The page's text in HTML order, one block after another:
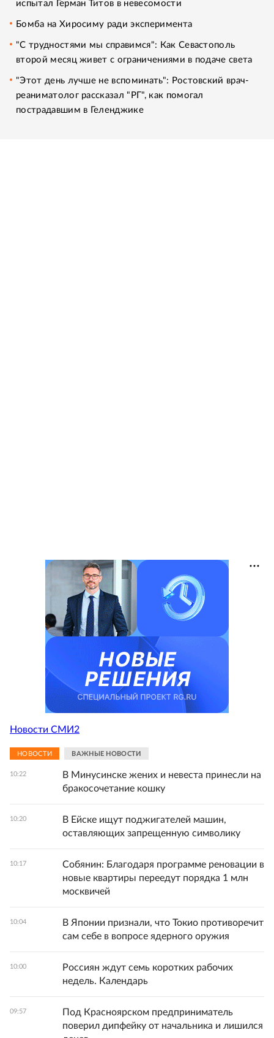
испытал Герман Титов в невесомости
Бомба на Хиросиму ради эксперимента
"С трудностями мы справимся": Как Севастополь
второй месяц живет с ограничениями в подаче света
"Этот день лучше не вспоминать": Ростовский врач-
реаниматолог рассказал "РГ", как помогал
пострадавшим в Геленджике
Новости СМИ2
НОВОСТИ ВАЖНЫЕ НОВОСТИ
10:22
В Минусинске жених и невеста принесли на
бракосочетание кошку
10:20
В Ейске ищут поджигателей машин,
оставляющих запрещенную символику
10:17
Собянин: Благодаря программе реновации в
новые квартиры переедут порядка 1 млн
москвичей
10:04
В Японии признали, что Токио противоречит
сам себе в вопросе ядерного оружия
10:00
Россиян ждут семь коротких рабочих
недель. Календарь
09:57
Под Красноярском предприниматель
поверил дипфейку от начальника и лишился